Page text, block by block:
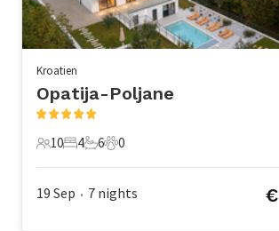
Kroatien
Opatija-Poljane
10 Gäste
10
4 Schlafzimmer
4
6 Badezimmer
6
0 Haustiere
0
19 Sep • 7 nights €